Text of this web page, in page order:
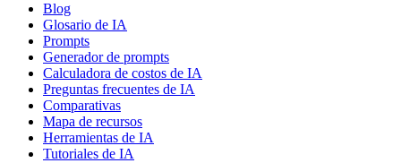
Blog
Glosario de IA
Prompts
Generador de prompts
Calculadora de costos de IA
Preguntas frecuentes de IA
Comparativas
Mapa de recursos
Herramientas de IA
Tutoriales de IA